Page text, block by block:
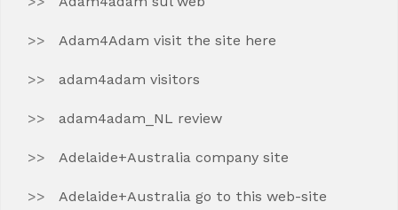
Adam4Adam visit the site here
adam4adam visitors
adam4adam_NL review
Adelaide+Australia company site
Adelaide+Australia go to this web-site